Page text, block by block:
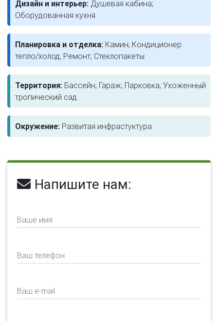
Дизайн и интерьер: Душевая кабина;
Оборудованная кухня
Планировка и отделка: Камин; Кондиционер
тепло/холод; Ремонт; Стеклопакеты
Территория: Бассейн; Гараж; Парковка; Ухоженный
тропический сад
Окружение: Развитая инфрастуктура
Напишите нам:
Ваше имя
Ваш телефон
Ваш e-mail